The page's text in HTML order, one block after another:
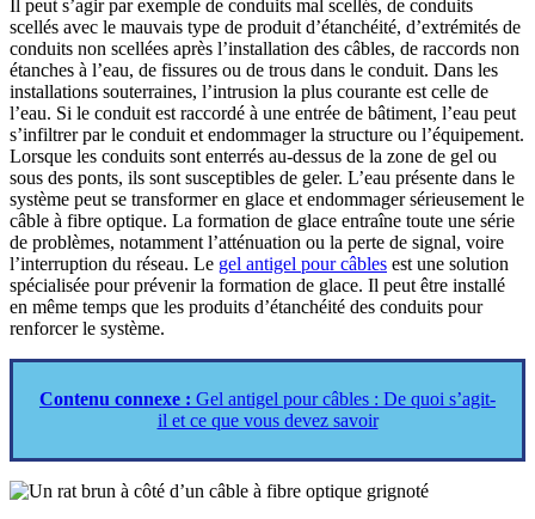
Il peut s’agir par exemple de conduits mal scellés, de conduits
scellés avec le mauvais type de produit d’étanchéité, d’extrémités de
conduits non scellées après l’installation des câbles, de raccords non
étanches à l’eau, de fissures ou de trous dans le conduit. Dans les
installations souterraines, l’intrusion la plus courante est celle de
l’eau. Si le conduit est raccordé à une entrée de bâtiment, l’eau peut
s’infiltrer par le conduit et endommager la structure ou l’équipement.
Lorsque les conduits sont enterrés au-dessus de la zone de gel ou
sous des ponts, ils sont susceptibles de geler. L’eau présente dans le
système peut se transformer en glace et endommager sérieusement le
câble à fibre optique. La formation de glace entraîne toute une série
de problèmes, notamment l’atténuation ou la perte de signal, voire
l’interruption du réseau. Le gel antigel pour câbles est une solution
spécialisée pour prévenir la formation de glace. Il peut être installé
en même temps que les produits d’étanchéité des conduits pour
renforcer le système.
Contenu connexe : Gel antigel pour câbles : De quoi s’agit-
il et ce que vous devez savoir